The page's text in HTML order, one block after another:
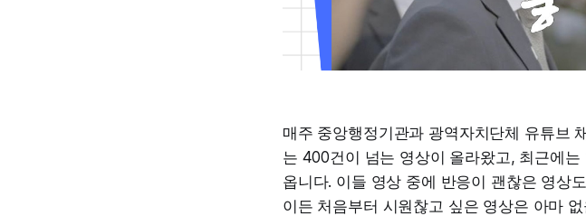
매주 중앙행정기관과 광역자치단체 유튜브
는 400건이 넘는 영상이 올라왔고, 최근에
옵니다. 이들 영상 중에 반응이 괜찮은 영상
이든 처음부터 시원찮고 싶은 영상은 아마